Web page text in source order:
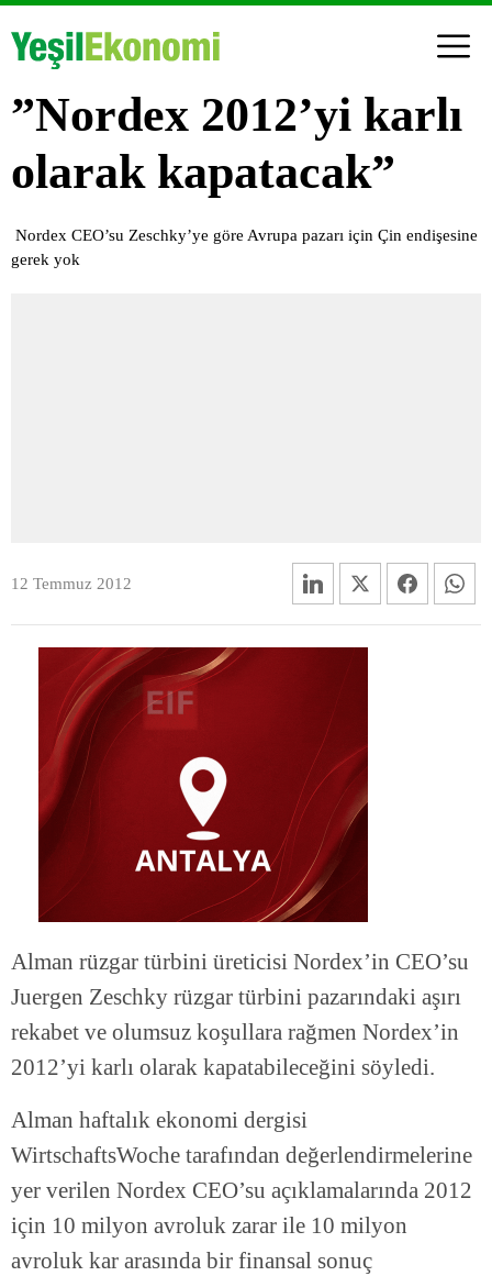
”Nordex 2012’yi karlı
olarak kapatacak”
Nordex CEO’su Zeschky’ye göre Avrupa pazarı için Çin endişesine
gerek yok
12 Temmuz 2012
Alman rüzgar türbini üreticisi Nordex’in CEO’su
Juergen Zeschky rüzgar türbini pazarındaki aşırı
rekabet ve olumsuz koşullara rağmen Nordex’in
2012’yi karlı olarak kapatabileceğini söyledi.
Alman haftalık ekonomi dergisi
WirtschaftsWoche tarafından değerlendirmelerine
yer verilen Nordex CEO’su açıklamalarında 2012
için 10 milyon avroluk zarar ile 10 milyon
avroluk kar arasında bir finansal sonuç